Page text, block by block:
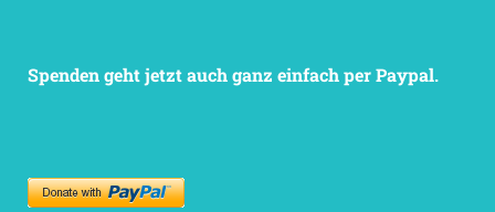
Spenden geht jetzt auch ganz einfach per Paypal.